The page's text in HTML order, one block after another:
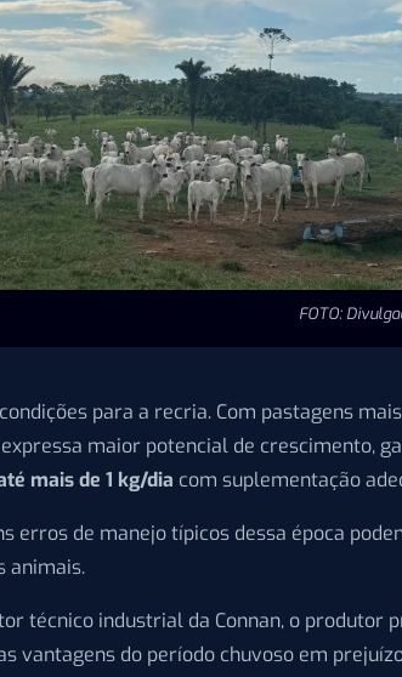
FOTO:
para a recria. Com pastagens
maior potencial de crescimento,
mais de 1 kg/dia com suplementação
erros de manejo típicos dessa época
animais.
técnico industrial da Connan, o produtor
vantagens do período chuvoso em